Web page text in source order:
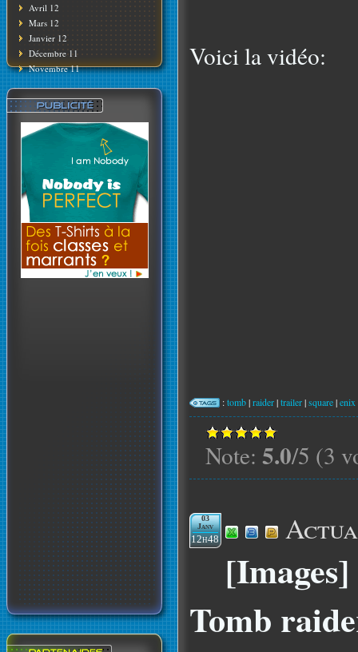
Avril 12
Mars 12
Janvier 12
Décembre 11
Novembre 11
Voici la vidéo:
:tomb|raider|trailer|square|enix
Note: 5.0/5 (3
03
Janv
12h48
Tomb